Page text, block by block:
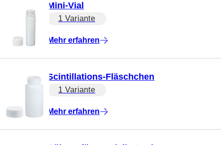
Mini-Vial
1 Variante
Mehr erfahren
Scintillations-Fläschchen
1 Variante
Mehr erfahren